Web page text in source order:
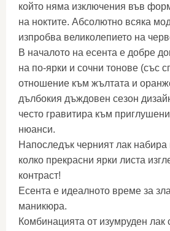
който няма изключения във
на ноктите. Абсолютно всяка
изпробва великолепието на
В началото на есента е добре
на по-ярки и сочни тонове (със
отношение към жълтата и
дълбокия дъждовен сезон
често гравитира към
нюанси.
Напоследък черният лак набира
колко прекрасни ярки листа
контраст!
Есента е идеалното време за
маникюра.
Комбинацията от изумруден лак